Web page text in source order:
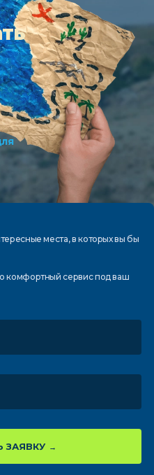
места, в которыхвы бы
комфортныйсервис под ваш
ЗАЯВКУ